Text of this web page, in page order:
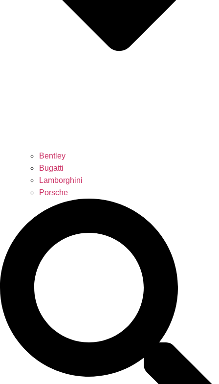
Bentley
Bugatti
Lamborghini
Porsche